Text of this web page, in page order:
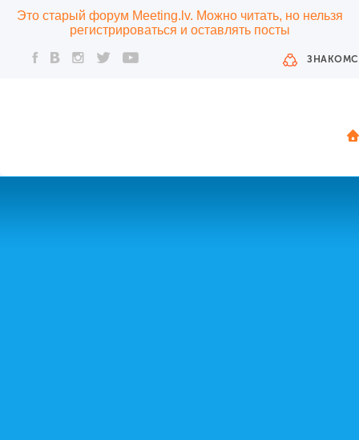
Это старый форум Meeting.lv. Можно читать, но нельзя
регистрироваться и оставлять посты